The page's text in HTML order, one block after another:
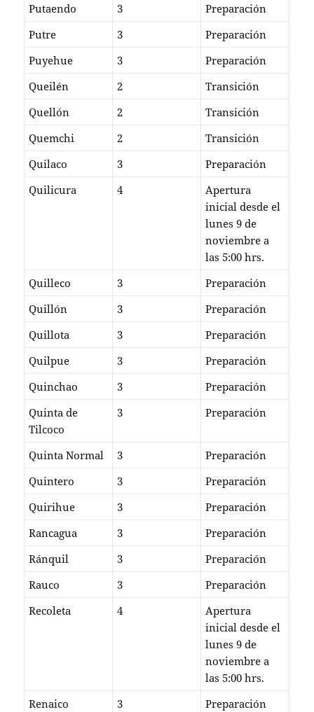
Putaendo
3
Preparación
Putre
3
Preparación
Puyehue
3
Preparación
Queilén
2
Transición
Quellón
2
Transición
Quemchi
2
Transición
Quilaco
3
Preparación
Quilicura
4
Apertura
inicial desde el
lunes 9 de
noviembre a
las 5:00 hrs.
Quilleco
3
Preparación
Quillón
3
Preparación
Quillota
3
Preparación
Quilpue
3
Preparación
Quinchao
3
Preparación
Quinta de
Tilcoco
3 Preparación
Quinta Normal 3
Preparación
Quintero
3
Preparación
Quirihue
3
Preparación
Rancagua
3
Preparación
Ránquil
3
Preparación
Rauco
3
Preparación
Recoleta
4
Apertura
inicial desde el
lunes 9 de
noviembre a
las 5:00 hrs.
Renaico
3
Preparación